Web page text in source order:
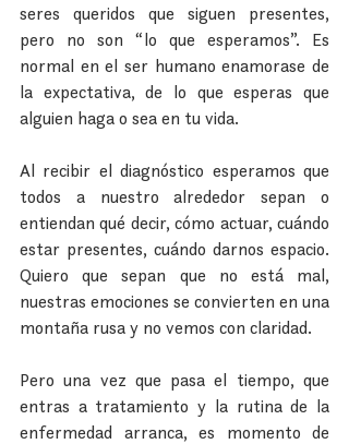
seres queridos que siguen presentes,
pero no son “lo que esperamos”. Es
normal en el ser humano enamorase de
la expectativa, de lo que esperas que
alguien haga o sea en tu vida.
Al recibir el diagnóstico esperamos que
todos a nuestro alrededor sepan o
entiendan qué decir, cómo actuar, cuándo
estar presentes, cuándo darnos espacio.
Quiero que sepan que no está mal,
nuestras emociones se convierten en una
montaña rusa y no vemos con claridad.
Pero una vez que pasa el tiempo, que
entras a tratamiento y la rutina de la
enfermedad arranca, es momento de